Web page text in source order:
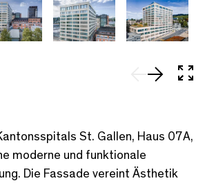
St. Gallen, Haus 07A,
moderne und funktionale
Die Fassade vereint Ästhetik